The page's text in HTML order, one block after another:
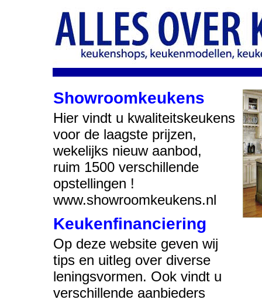
Showroomkeukens
Hier vindt u kwaliteitskeukens
voor de laagste prijzen,
wekelijks nieuw aanbod,
ruim 1500 verschillende
opstellingen !
www.showroomkeukens.nl
Keukenfinanciering
Op deze website geven wij
tips en uitleg over diverse
leningsvormen. Ook vindt u
verschillende aanbieders